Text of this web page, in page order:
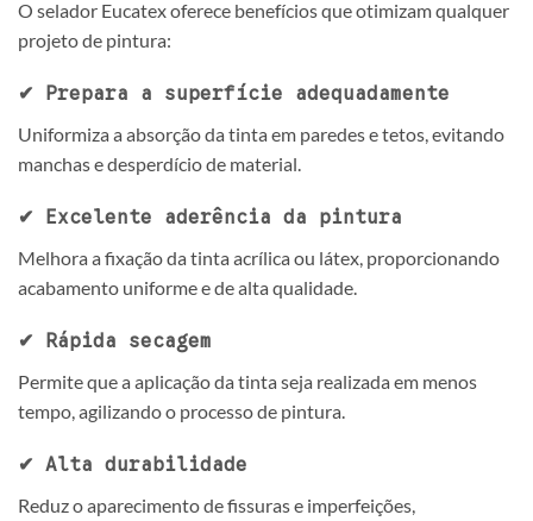
O selador Eucatex oferece benefícios que otimizam qualquer
projeto de pintura:
✔ Prepara a superfície adequadamente
Uniformiza a absorção da tinta em paredes e tetos, evitando
manchas e desperdício de material.
✔ Excelente aderência da pintura
Melhora a fixação da tinta acrílica ou látex, proporcionando
acabamento uniforme e de alta qualidade.
✔ Rápida secagem
Permite que a aplicação da tinta seja realizada em menos
tempo, agilizando o processo de pintura.
✔ Alta durabilidade
Reduz o aparecimento de fissuras e imperfeições,